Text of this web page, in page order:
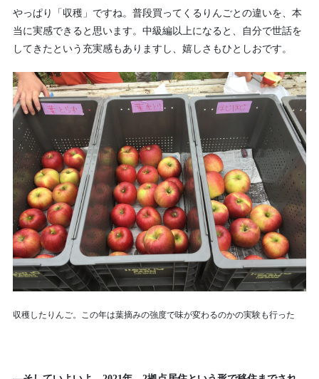
やっぱり「収穫」ですね。普段買ってくるりんごとの違いを、本
当に実感できると思います。中級編以上になると、自分で世話を
してきたという充実感もありますし、嬉しさもひとしおです。
収穫したりんご。この年は葉摘みの強度で味が変わるのかの実験も行った